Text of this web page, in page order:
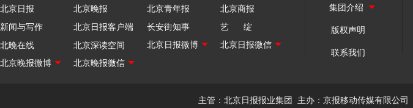
北京日报 北京晚报 北京青年报
北京商报
新闻与写作
北京日报客户端 长安街知事
艺 绽
北晚在线
北京深读空间
版权声明
联系我们
主管：北京日报报业集团 主办：京报移动传媒有限公司